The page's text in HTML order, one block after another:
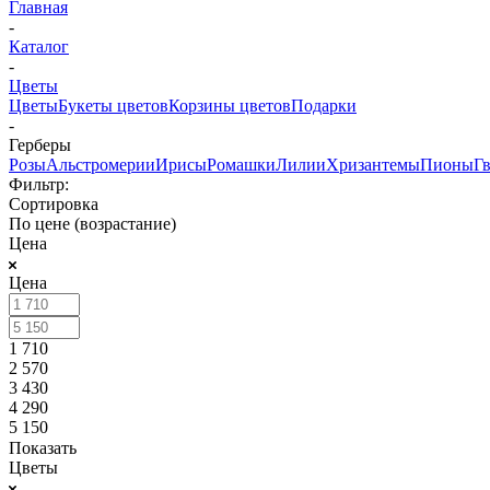
Главная
-
Каталог
-
Цветы
ЦветыБукеты цветовКорзины цветовПодарки
-
Герберы
РозыАльстромерииИрисыРомашкиЛилииХризантемыПионы
Фильтр:
Сортировка
По цене (возрастание)
Цена
Цена
1 710
2 570
3 430
4 290
5 150
Показать
Цветы